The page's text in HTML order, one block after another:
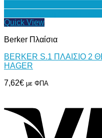
Quick View
Berker Πλαίσια
BERKER S.1 ΠΛΑΙΣΙΟ
HAGER
7,62€ με ΦΠΑ